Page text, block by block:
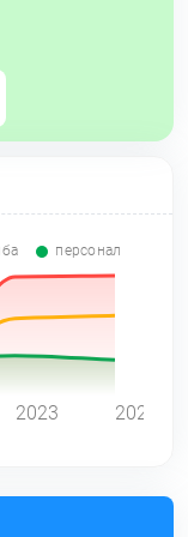
персонал
2023 2024